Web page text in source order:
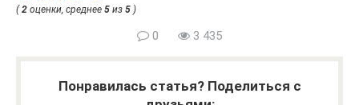
(2 оценки, среднее 5 из 5 )
0 3 435
Понравилась статья? Поделиться с